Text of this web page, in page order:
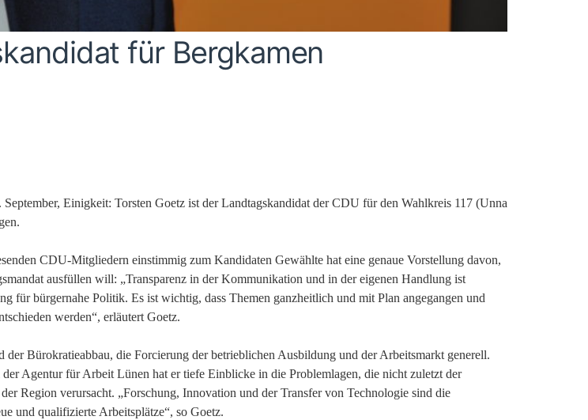
für Bergkamen
Einigkeit: Torsten Goetz ist der Landtagskandidat der CDU für den Wahlkreis 117 (Unna
CDU-Mitgliedern einstimmig zum Kandidaten Gewählte hat eine genaue Vorstellung davon,
ausfüllen will: „Transparenz in der Kommunikation und in der eigenen Handlung ist
für bürgernahe Politik. Es ist wichtig, dass Themen ganzheitlich und mit Plan angegangen und
werden“, erläutert Goetz.
der Bürokratieabbau, die Forcierung der betrieblichen Ausbildung und der Arbeitsmarkt generell.
Agentur für Arbeit Lünen hat er tiefe Einblicke in die Problemlagen, die nicht zuletzt der
Region verursacht. „Forschung, Innovation und der Transfer von Technologie sind die
und qualifizierte Arbeitsplätze“, so Goetz.